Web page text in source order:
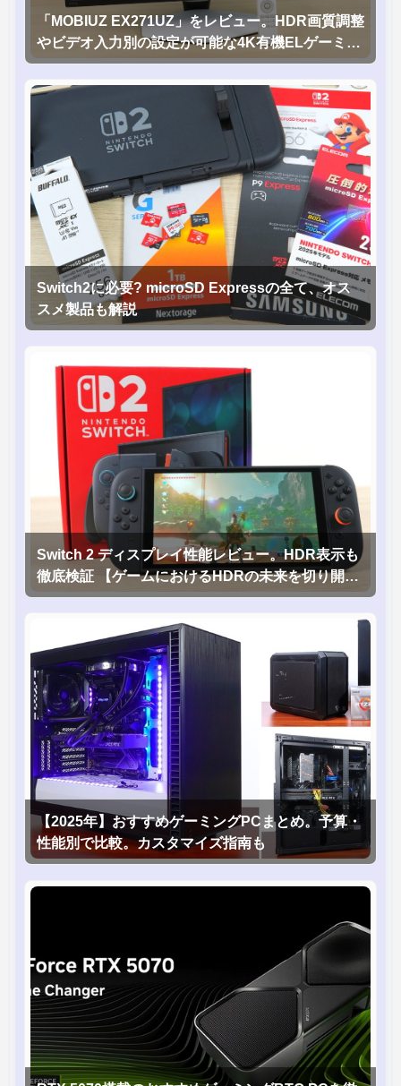
「MOBIUZ EX271UZ」をレビュー。HDR画質調整
やビデオ入力別の設定が可能な4K有機ELゲーミン
グモニタを徹底検証
Switch2に必要? microSD Expressの全て、オス
スメ製品も解説
Switch 2 ディスプレイ性能レビュー。HDR表示も
徹底検証 【ゲームにおけるHDRの未来を切り開く
1台！】
【2025年】おすすめゲーミングPCまとめ。予算・
性能別で比較。カスタマイズ指南も